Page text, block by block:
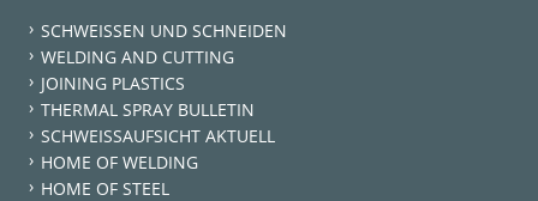
SCHWEISSEN UND SCHNEIDEN
WELDING AND CUTTING
JOINING PLASTICS
THERMAL SPRAY BULLETIN
SCHWEISSAUFSICHT AKTUELL
HOME OF WELDING
HOME OF STEEL